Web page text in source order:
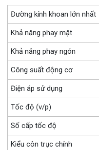
Đường kính khoan lớn nhất
Khả năng phay mặt
Khả năng phay ngón
Công suất động cơ
Điện áp sử dụng
Tốc độ (v/p)
Số cấp tốc độ
Kiểu côn trục chính